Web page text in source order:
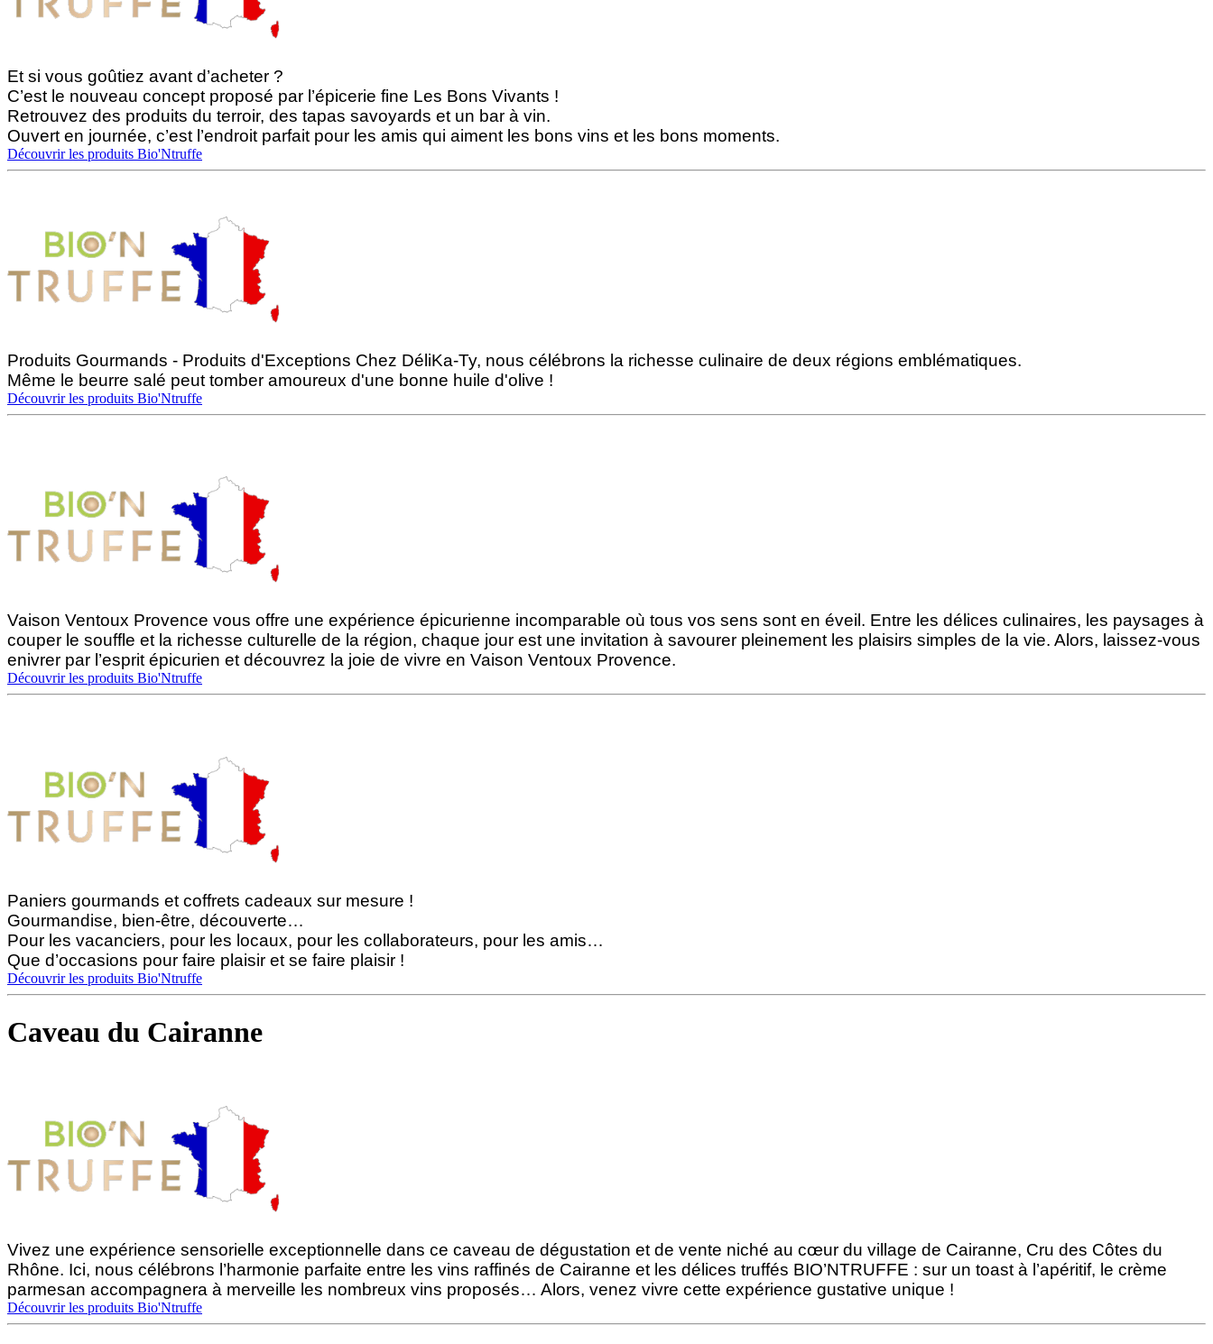
Et si vous goûtiez avant d’acheter ?
C’est le nouveau concept proposé par l’épicerie fine Les Bons Vivants !
Retrouvez des produits du terroir, des tapas savoyards et un bar à vin.
Ouvert en journée, c’est l’endroit parfait pour les amis qui aiment les bons vins et les bons moments.
Découvrir les produits Bio'Ntruffe
Produits Gourmands - Produits d'Exceptions Chez DéliKa-Ty, nous célébrons la richesse culinaire de deux régions emblématiques.
Même le beurre salé peut tomber amoureux d'une bonne huile d'olive !
Découvrir les produits Bio'Ntruffe
Vaison Ventoux Provence vous offre une expérience épicurienne incomparable où tous vos sens sont en éveil. Entre les délices culinaires, les paysages à
couper le souffle et la richesse culturelle de la région, chaque jour est une invitation à savourer pleinement les plaisirs simples de la vie. Alors, laissez-vous
enivrer par l’esprit épicurien et découvrez la joie de vivre en Vaison Ventoux Provence.
Découvrir les produits Bio'Ntruffe
Paniers gourmands et coffrets cadeaux sur mesure !
Gourmandise, bien-être, découverte…
Pour les vacanciers, pour les locaux, pour les collaborateurs, pour les amis…
Que d’occasions pour faire plaisir et se faire plaisir !
Découvrir les produits Bio'Ntruffe
Caveau du Cairanne
Vivez une expérience sensorielle exceptionnelle dans ce caveau de dégustation et de vente niché au cœur du village de Cairanne, Cru des Côtes du
Rhône. Ici, nous célébrons l’harmonie parfaite entre les vins raffinés de Cairanne et les délices truffés BIO’NTRUFFE : sur un toast à l’apéritif, le crème
parmesan accompagnera à merveille les nombreux vins proposés… Alors, venez vivre cette expérience gustative unique !
Découvrir les produits Bio'Ntruffe